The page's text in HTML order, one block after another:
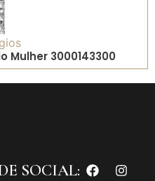
Mulher 3000143300
SOCIAL: